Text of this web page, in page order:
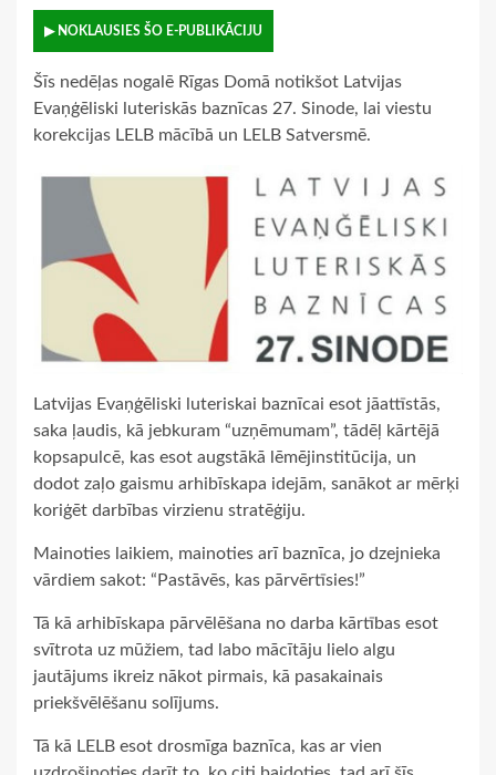
▶ NOKLAUSIES ŠO E-PUBLIKĀCIJU
Šīs nedēļas nogalē Rīgas Domā notikšot Latvijas
Evaņģēliski luteriskās baznīcas 27. Sinode, lai viestu
korekcijas LELB mācībā un LELB Satversmē.
Latvijas Evaņģēliski luteriskai baznīcai esot jāattīstās,
saka ļaudis, kā jebkuram “uzņēmumam”, tādēļ kārtējā
kopsapulcē, kas esot augstākā lēmējinstitūcija, un
dodot zaļo gaismu arhibīskapa idejām, sanākot ar mērķi
koriģēt darbības virzienu stratēģiju.
Mainoties laikiem, mainoties arī baznīca, jo dzejnieka
vārdiem sakot: “Pastāvēs, kas pārvērtīsies!”
Tā kā arhibīskapa pārvēlēšana no darba kārtības esot
svītrota uz mūžiem, tad labo mācītāju lielo algu
jautājums ikreiz nākot pirmais, kā pasakainais
priekšvēlēšanu solījums.
Tā kā LELB esot drosmīga baznīca, kas ar vien